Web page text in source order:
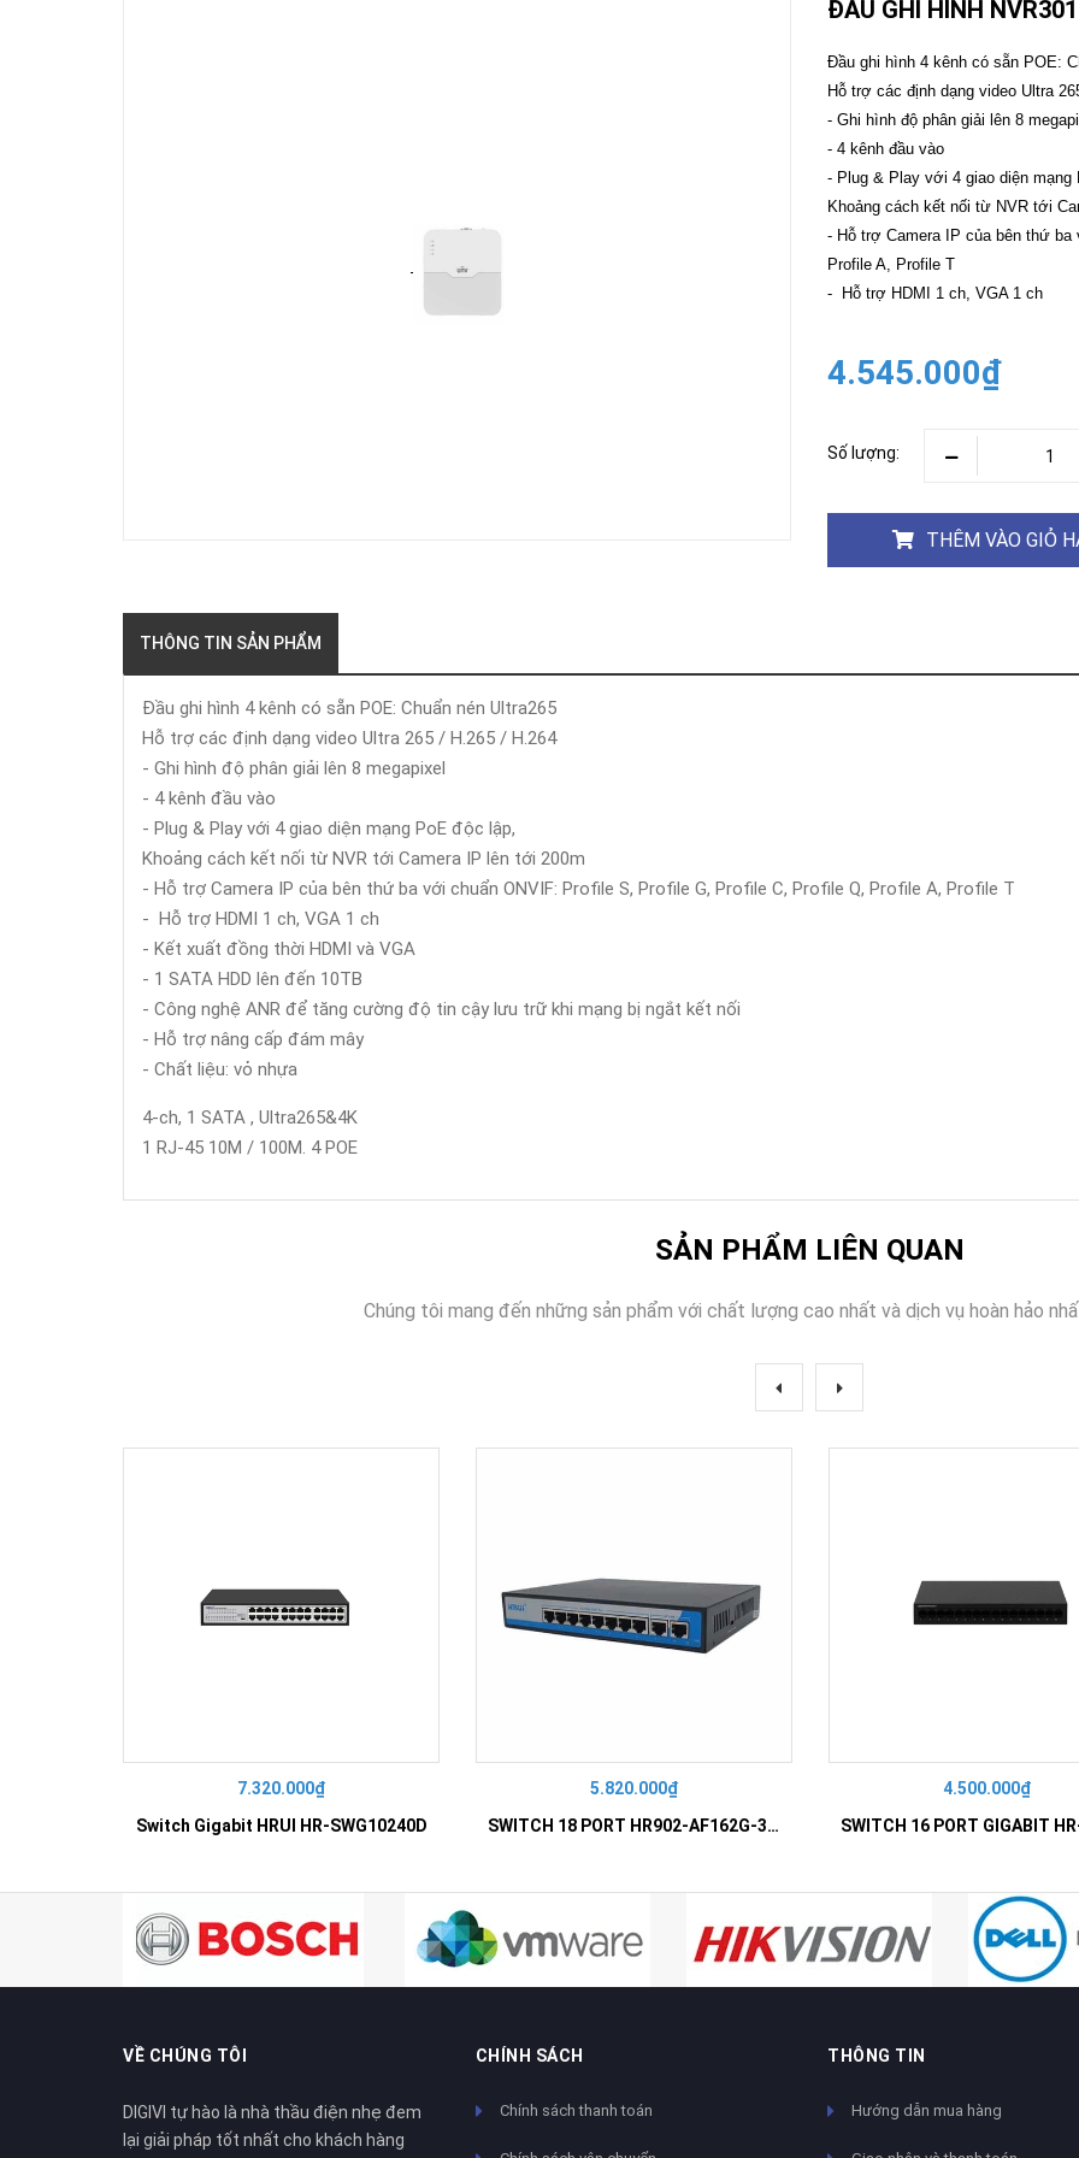
ĐỘNG
Hikvision
Camera
THIẾT
HỌP
TRỰC
TUYẾN
MAXHUB
THIẾT
BỊ
Faster
HUAWEI
ĐẦU GHI HÌNH
Đầu ghi hình 4 kênh có sẵn POE:
Hỗ trợ các định dạng video Ultra
- Ghi hình độ phân giải lên 8
- 4 kênh đầu vào
- Plug & Play với 4 giao diện
Khoảng cách kết nối từ NVR tới
- Hỗ trợ Camera IP của bên thứ
Profile A, Profile T
- Hỗ trợ HDMI 1 ch, VGA 1 ch
4.545.000₫
Số lượng:
THÊM VÀO GIỎ
THÔNG TIN SẢN PHẨM
Đầu ghi hình 4 kênh có sẵn POE: Chuẩn nén Ultra265
Hỗ trợ các định dạng video Ultra 265 / H.265 / H.264
- Ghi hình độ phân giải lên 8 megapixel
- 4 kênh đầu vào
- Plug & Play với 4 giao diện mạng PoE độc lập,
Khoảng cách kết nối từ NVR tới Camera IP lên tới 200m
- Hỗ trợ Camera IP của bên thứ ba với chuẩn ONVIF: Profile S, Profile G, Profile C, Profile Q, Profile A, Profile T
- Hỗ trợ HDMI 1 ch, VGA 1 ch
- Kết xuất đồng thời HDMI và VGA
- 1 SATA HDD lên đến 10TB
- Công nghệ ANR để tăng cường độ tin cậy lưu trữ khi mạng bị ngắt kết nối
- Hỗ trợ nâng cấp đám mây
- Chất liệu: vỏ nhựa
4-ch, 1 SATA , Ultra265&4K
1 RJ-45 10M / 100M. 4 POE
SẢN PHẨM LIÊN QUAN
Chúng tôi mang đến những sản phẩm với chất lượng cao nhất và dịch vụ hoàn hảo
7.320.000₫
Switch Gigabit HRUI HR-SWG10240D
5.820.000₫
SWITCH 18 PORT HR902-AF162G-300 – Switch PoE 16 Cổng
4.500.000₫
VỀ CHÚNG TÔI
DIGIVI tự hào là nhà thầu điện nhẹ đem
lại giải pháp tốt nhất cho khách hàng
CHÍNH SÁCH
Chính sách thanh toán
THÔNG TIN
Hướng dẫn mua hàng